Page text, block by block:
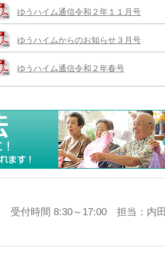
ゆうハイム通信令和２年１１月号
ゆうハイムからのお知らせ３月号
ゆうハイム通信令和２年春号
受付時間 8:30～17:00 担当：内田